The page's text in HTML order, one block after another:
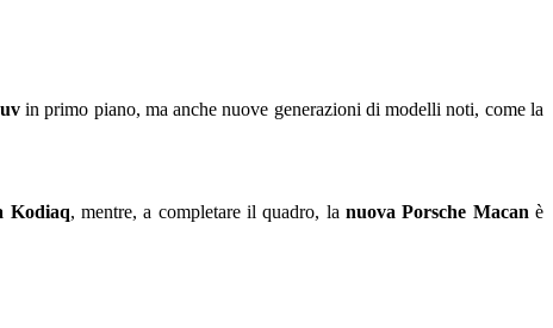
in primo piano, ma anche nuove generazioni di modelli noti, come la
Kodiaq, mentre, a completare il quadro, lanuova Porsche Macan è